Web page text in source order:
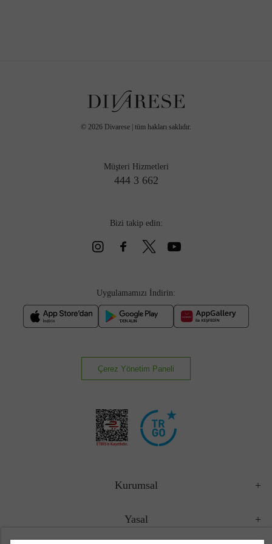
© 2026 Divarese | tüm hakları saklıdır.
Müşteri Hizmetleri
444 3 662
Bizi takip edin:
Uygulamamızı İndirin:
Çerez Yönetim Paneli
Kurumsal
Yasal